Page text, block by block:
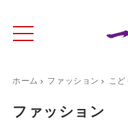
ド 一布やについて 商品
ホーム ファッション こ
ファッション